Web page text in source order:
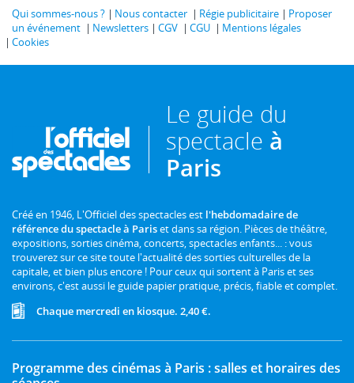
Qui sommes-nous ? Nous contacter Régie publicitaire
Proposer
un événement
Newsletters CGV CGU
Mentions légales
Cookies
Le guide du
spectacle à
Paris
Créé en 1946, L'Officiel des spectacles est l'hebdomadaire de
référence du spectacle à Pariset dans sa région. Pièces de théâtre,
expositions, sorties cinéma, concerts, spectacles enfants... : vous
trouverez sur ce site toute l'actualité des sorties culturelles de la
capitale, et bien plus encore ! Pour ceux qui sortent à Paris et ses
environs, c'est aussi le guide papier pratique, précis, fiable et complet.
Chaque mercredi en kiosque. 2,40 €.
Programme des cinémas à Paris : salles et horaires des